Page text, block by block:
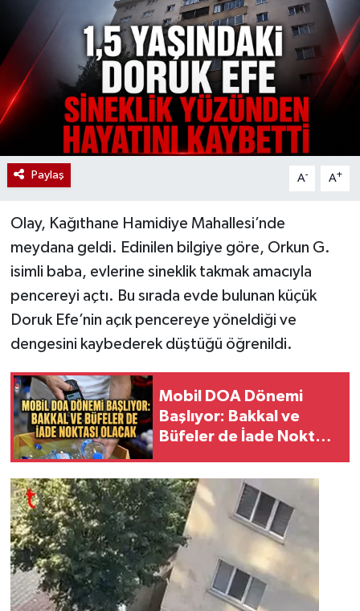
Paylaş A- A+
Olay, Kağıthane Hamidiye Mahallesi’nde
meydana geldi. Edinilen bilgiye göre, Orkun G.
isimli baba, evlerine sineklik takmak amacıyla
pencereyi açtı. Bu sırada evde bulunan küçük
Doruk Efe’nin açık pencereye yöneldiği ve
dengesini kaybederek düştüğü öğrenildi.
Mobil DOA Dönemi
Başlıyor: Bakkal ve
Büfeler de İade Noktası